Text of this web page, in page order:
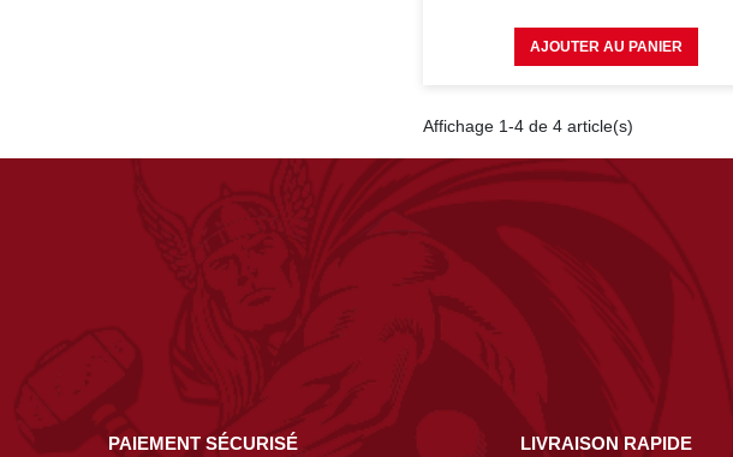
AJOUTER AU PANIER
Affichage 1-4 de 4 article(s)
PAIEMENT SÉCURISÉ LIVRAISON RAPIDE